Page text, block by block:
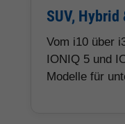
SUV,
Vom i10 über
IONIQ 5 und
Modelle für